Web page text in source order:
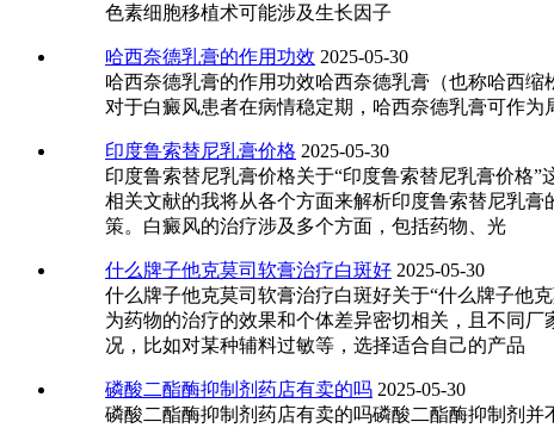
色素细胞移植术可能涉及生长因子
哈西奈德乳膏的作用功效 2025-05-30
哈西奈德乳膏的作用功效哈西奈德乳膏（也称哈西
对于白癜风患者在病情稳定期，哈西奈德乳膏可作
印度鲁索替尼乳膏价格 2025-05-30
印度鲁索替尼乳膏价格关于“印度鲁索替尼乳膏价格
相关文献的我将从各个方面来解析印度鲁索替尼乳
策。白癜风的治疗涉及多个方面，包括药物、光
什么牌子他克莫司软膏治疗白斑好 2025-05-30
什么牌子他克莫司软膏治疗白斑好关于“什么牌子他
为药物的治疗的效果和个体差异密切相关，且不同
况，比如对某种辅料过敏等，选择适合自己的产品
磷酸二酯酶抑制剂药店有卖的吗 2025-05-30
磷酸二酯酶抑制剂药店有卖的吗磷酸二酯酶抑制剂